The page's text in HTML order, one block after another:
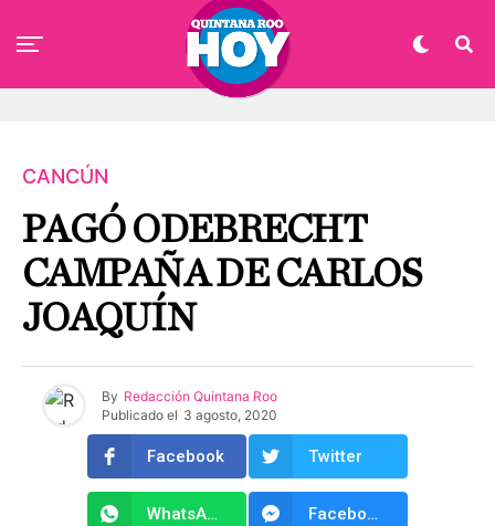
CANCÚN
PAGÓ ODEBRECHT
CAMPAÑA DE CARLOS
JOAQUÍN
By Redacción Quintana Roo
Publicado el 3 agosto, 2020
Facebook Twitter
WhatsApp Facebook Messenger